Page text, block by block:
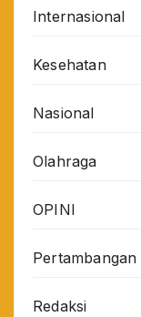
Internasional
Kesehatan
Nasional
Olahraga
OPINI
Pertambangan
Redaksi